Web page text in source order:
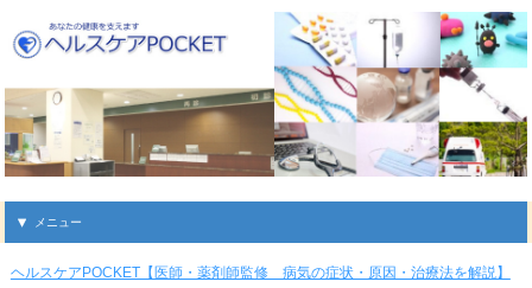
メニュー
ヘルスケアPOCKET【医師・薬剤師監修 病気の症状・原因・治療法を解説】